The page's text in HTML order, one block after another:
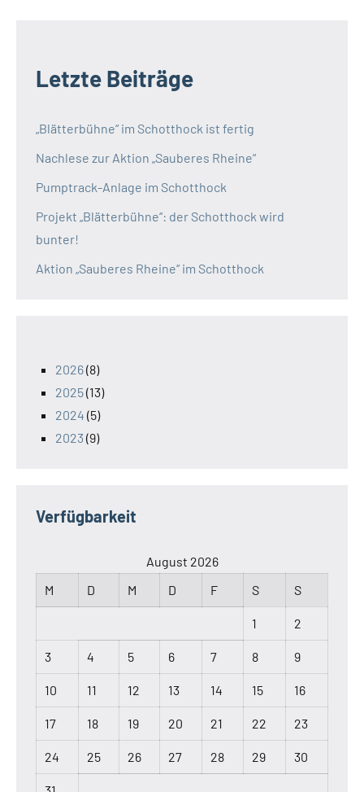
Letzte Beiträge
„Blätterbühne“ im Schotthock ist fertig
Nachlese zur Aktion „Sauberes Rheine“
Pumptrack-Anlage im Schotthock
Projekt „Blätterbühne“: der Schotthock wird
bunter!
Aktion „Sauberes Rheine“ im Schotthock
2026(8)
2025(13)
2024 (5)
2023(9)
Verfügbarkeit
August 2026
M
D M D F S S
1 2
3 4 5 6 7 8 9
10 11 12 13 14 15 16
17 18 19 20 21 22 23
24 25 26 27 28 29 30